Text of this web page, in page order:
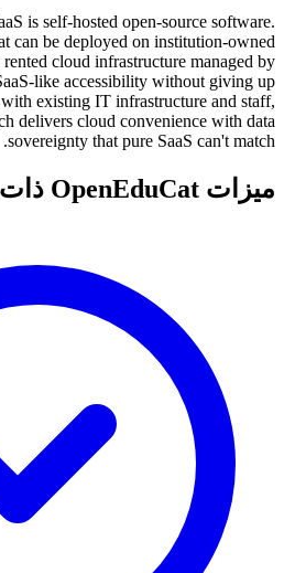
is self-hosted open-source software.
can be deployed on institution-owned
cloud infrastructure managed by
like accessibility without giving up
existing IT infrastructure and staff,
delivers cloud convenience with data
sovereignty that pure SaaS can't match.
ميزات OpenEduCat ذات الصلة